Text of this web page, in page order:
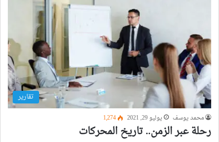
تقارير
محمد يوسف يوليو 29, 2021 1٬274
رحلة عبر الزمن.. تاريخ المحركات